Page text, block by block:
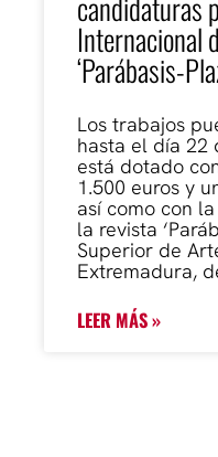
Internacional
‘Parábasis-
Los trabajos
hasta el día 22
está dotado
1.500 euros y
así como con
la revista
Superior de
Extremadura,
LEER MÁS »